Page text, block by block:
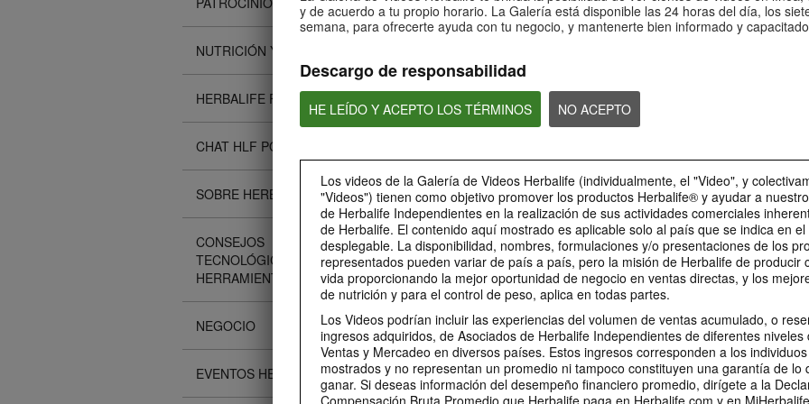
y de acuerdo a tu propio horario. La Galería está disponible las 24 horas del día, los
semana, para ofrecerte ayuda con tu negocio, y mantenerte bien informado y
Descargo de responsabilidad
HE LEÍDO Y ACEPTO LOS TÉRMINOS NO ACEPTO
Los videos de la Galería de Videos Herbalife (individualmente, el "Video", y
"Videos") tienen como objetivo promover los productos Herbalife® y ayudar a
de Herbalife Independientes en la realización de sus actividades comerciales
de Herbalife. El contenido aquí mostrado es aplicable solo al país que se indica en el
desplegable. La disponibilidad, nombres, formulaciones y/o presentaciones de los
representados pueden variar de país a país, pero la misión de Herbalife de producir
vida proporcionando la mejor oportunidad de negocio en ventas directas, y los
de nutrición y para el control de peso, aplica en todas partes.
Los Videos podrían incluir las experiencias del volumen de ventas acumulado, o
ingresos adquiridos, de Asociados de Herbalife Independientes de diferentes niveles
Ventas y Mercadeo en diversos países. Estos ingresos corresponden a los
mostrados y no representan un promedio ni tampoco constituyen una garantía de lo
ganar. Si deseas información del desempeño financiero promedio, dirígete a la
Compensación Bruta Promedio que Herbalife paga en Herbalife.com y en
NUTRICIÓN Y CIENCIA
HERBALIFE FITNESS
CHAT HLF PODCAST
SOBRE HERBALIFE
CONSEJOS
TECNOLÓGICOS Y
HERRAMIENTAS
NEGOCIO
EVENTOS HERBALIFE
Bioniq GO: 5
¿Es Bioniq GO adecuado para
personas que siguen un régimen
sobre Bioniq GO: 4
¿Es Bioniq GO compatible con
otros productos de Herbalife?
sobre Bioniq
¿Qué hace diferente
GO de un
0:30
Preguntas frecuentes sobre
¿Para quién es Bioniq GO?
personal
Descubre más sobre este
suplemento personalizado
Energy 3
1:36
Preguntas frecuentes sobre
Life I/O Activate Energy 1
Preguntas frecuentes
sobre Life I/O Helio 3
¿Qué son las cetonas D-BHB y
cuál es su función?
Preguntas
sobre Life I/O
¿En qué se
Helio de otros
Herbalife de
MARCA Y PATROCINIOS
0:22
LA Galaxy & sus productos
Los jugadores del LA Galaxy
hablan sobre sus productos
favoritos de Herbalife.
La relación entre Herbalife
y el LA Galaxy
Herbalife es mucho más que un
nombre en la camiseta del LA
Galaxy.
Herbalife es #1.
Desbloquea la mejor
mismo. Vive tu mejor